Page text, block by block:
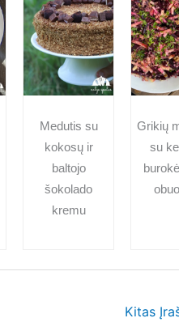
Medutis su
kokosų ir
baltojo
šokolado
kremu
Grikių
su
Kitas